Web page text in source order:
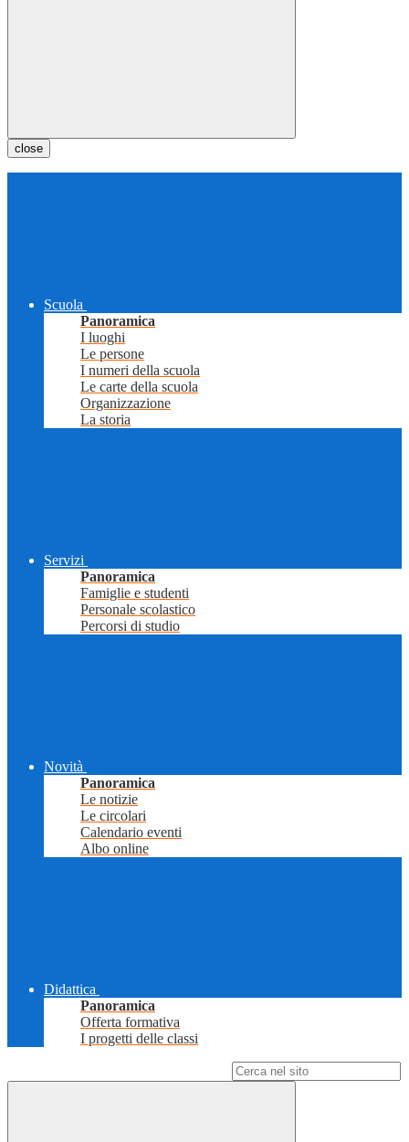
close
Scuola
Panoramica
I luoghi
Le persone
I numeri della scuola
Le carte della scuola
Organizzazione
La storia
Servizi
Panoramica
Famiglie e studenti
Personale scolastico
Percorsi di studio
Novità
Panoramica
Le notizie
Le circolari
Calendario eventi
Albo online
Didattica
Panoramica
Offerta formativa
I progetti delle classi